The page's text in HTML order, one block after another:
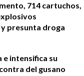
714 cartuchos,
presunta droga
e intensifica su
del gusano